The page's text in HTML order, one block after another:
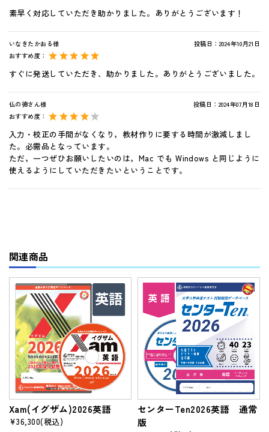
素早く対応していただき助かりました。ありがとうございます！
いなきたかおる様 投稿日： 2024年10月21日
おすすめ度：
すぐに発送していただき、助かりました。ありがとうございました。
仏の徳さん様 投稿日： 2024年07月18日
おすすめ度：
入力・校正の手間がなくなり，教材作りに要する時間が激減しまし
た。必需品となっています。
ただ，一つぜひお願いしたいのは，Mac でも Windows と同じように
使えるようにしていただきたいということです。
関連商品
Xam(イグザム)2026英語
¥36,300(税込)
センターTen2026英語 通常
版